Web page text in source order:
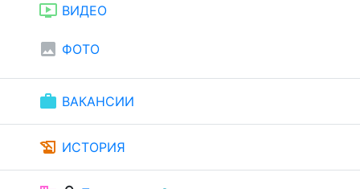
ondemand_video ВИДЕО
image ФОТО
work ВАКАНСИИ
history_edu ИСТОРИЯ